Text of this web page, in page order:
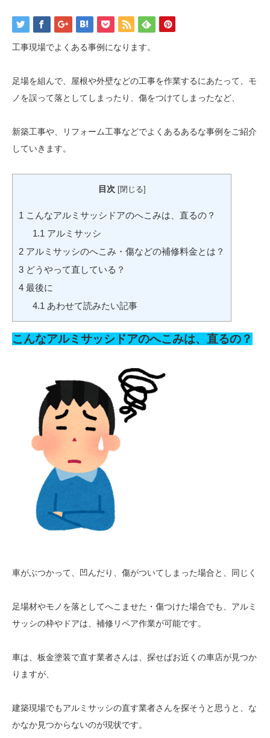
工事現場でよくある事例になります。
足場を組んで、屋根や外壁などの工事を作業するにあたって、モ
ノを誤って落としてしまったり、傷をつけてしまったなど、
新築工事や、リフォーム工事などでよくあるあるな事例をご紹介
していきます。
目次 閉じる
1 こんなアルミサッシドアのへこみは、直るの？
1.1 アルミサッシ
2 アルミサッシのへこみ・傷などの補修料金とは？
3 どうやって直している？
4 最後に
4.1 あわせて読みたい記事
こんなアルミサッシドアのへこみは、直るの？
車がぶつかって、凹んだり、傷がついてしまった場合と、同じく
足場材やモノを落としてへこませた・傷つけた場合でも、アルミ
サッシの枠やドアは、補修リペア作業が可能です。
車は、板金塗装で直す業者さんは、探せばお近くの車店が見つか
りますが、
建築現場でもアルミサッシの直す業者さんを探そうと思うと、な
かなか見つからないのが現状です。